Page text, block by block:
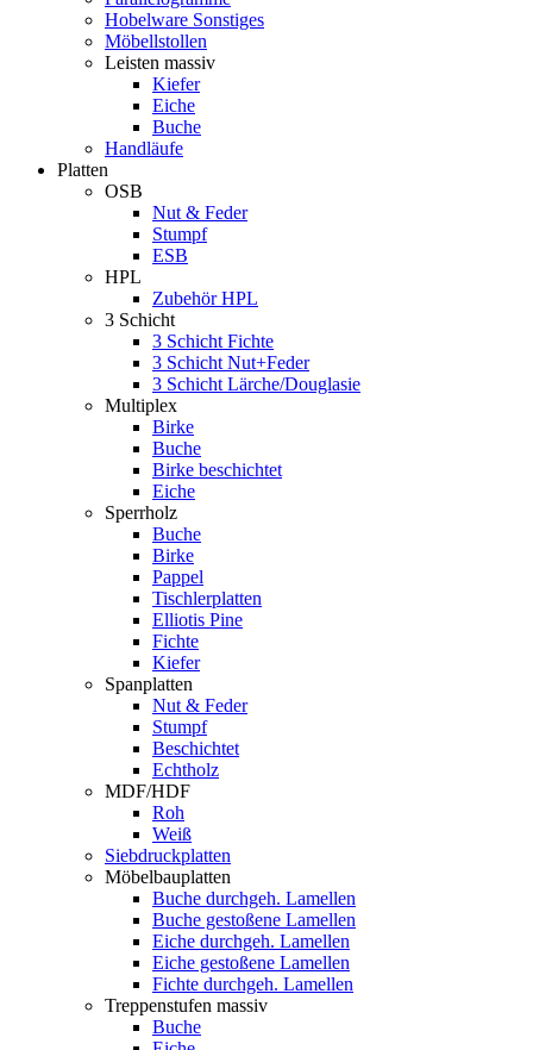
Hobelware Sonstiges
Möbellstollen
Leisten massiv
Kiefer
Eiche
Buche
Handläufe
Platten
OSB
Nut & Feder
Stumpf
ESB
HPL
Zubehör HPL
3 Schicht
3 Schicht Fichte
3 Schicht Nut+Feder
3 Schicht Lärche/Douglasie
Multiplex
Birke
Buche
Birke beschichtet
Eiche
Sperrholz
Buche
Birke
Pappel
Tischlerplatten
Elliotis Pine
Fichte
Kiefer
Spanplatten
Nut & Feder
Stumpf
Beschichtet
Echtholz
MDF/HDF
Roh
Weiß
Siebdruckplatten
Möbelbauplatten
Buche durchgeh. Lamellen
Buche gestoßene Lamellen
Eiche durchgeh. Lamellen
Eiche gestoßene Lamellen
Fichte durchgeh. Lamellen
Treppenstufen massiv
Buche